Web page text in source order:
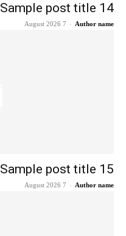
Sample post title 14
Author name
-
7 August 2026
Sample post title 15
Author name
-
7 August 2026